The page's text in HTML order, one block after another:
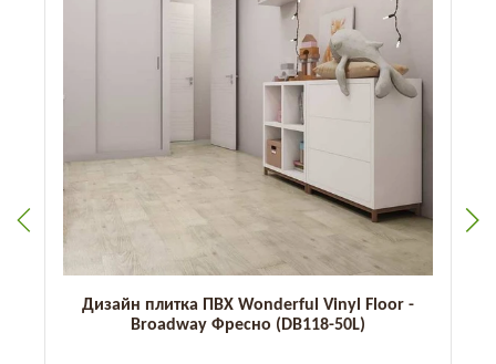
Дизайн плитка ПВХ Wonderful Vinyl Floor -
Broadway Фресно (DB118-50L)